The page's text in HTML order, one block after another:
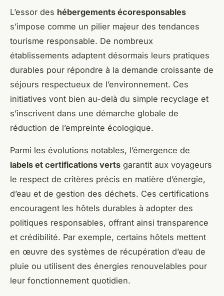
L’essor des hébergements écoresponsables
s’impose comme un pilier majeur des tendances
tourisme responsable. De nombreux
établissements adaptent désormais leurs pratiques
durables pour répondre à la demande croissante de
séjours respectueux de l’environnement. Ces
initiatives vont bien au-delà du simple recyclage et
s’inscrivent dans une démarche globale de
réduction de l’empreinte écologique.
Parmi les évolutions notables, l’émergence de
labels et certifications verts garantit aux voyageurs
le respect de critères précis en matière d’énergie,
d’eau et de gestion des déchets. Ces certifications
encouragent les hôtels durables à adopter des
politiques responsables, offrant ainsi transparence
et crédibilité. Par exemple, certains hôtels mettent
en œuvre des systèmes de récupération d’eau de
pluie ou utilisent des énergies renouvelables pour
leur fonctionnement quotidien.